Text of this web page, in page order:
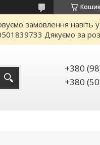
замовлення навіть
Дякуємо за
+380
+380